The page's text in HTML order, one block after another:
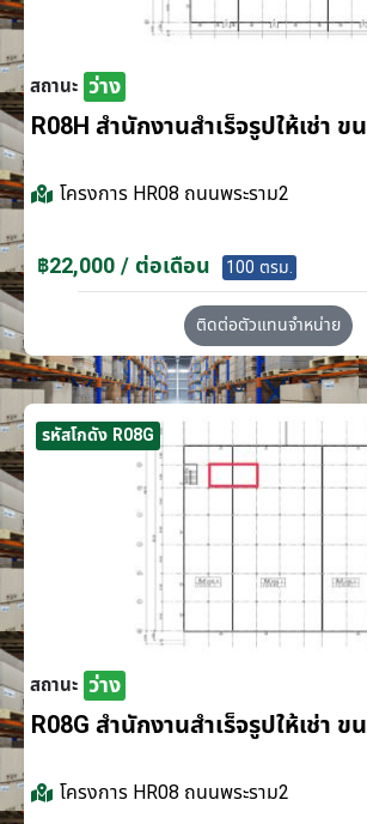
สถานะ ว่าง
R08H สำนักงานสำเร็จรูปให้เช่า
โครงการ HR08 ถนนพระราม2
฿22,000 / ต่อเดือน 100 ตรม.
ติดต่อตัวแทนจำหน่าย
รหัสโกดัง R08G
สถานะ ว่าง
R08G สำนักงานสำเร็จรูปให้เช่า
โครงการ HR08 ถนนพระราม2